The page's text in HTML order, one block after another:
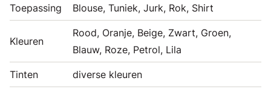
Toepassing Blouse, Tuniek, Jurk, Rok, Shirt
Kleuren
Rood, Oranje, Beige, Zwart, Groen,
Blauw, Roze, Petrol, Lila
Tinten diverse kleuren